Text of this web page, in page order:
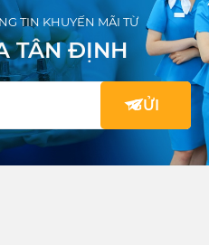
TIN KHUYẾN MÃI TỪ
TÂN ĐỊNH